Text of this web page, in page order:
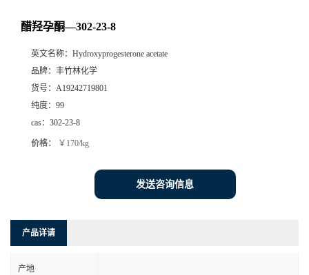
醋羟孕酮—302-23-8
英文名称： Hydroxyprogesterone acetate
品牌： 丰竹林化学
货号： A19242719801
纯度： 99
cas： 302-23-8
价格： ￥170/kg
发送咨询信息
产品详请
产地